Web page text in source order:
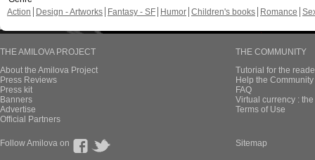
Action
Design - Artworks Fantasy - SF Humor Children's books Romance
THE AMILOVA PROJECT
About the Amilova Project
Press Reviews
Press kit
Banners
Advertise
Official Partners
THE COMMUNITY
Tutorial for the
Help the
FAQ
Virtual currency :
Terms of Use
Follow Amilova on Sitemap